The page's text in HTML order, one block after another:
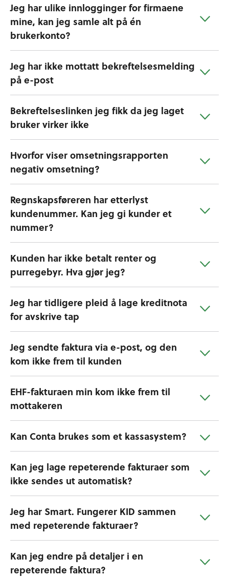
Jeg har ulike innlogginger for firmaene
mine, kan jeg samle alt på én
brukerkonto?
Jeg har ikke mottatt bekreftelsesmelding
på e-post
Bekreftelseslinken jeg fikk da jeg laget
bruker virker ikke
Hvorfor viser omsetningsrapporten
negativ omsetning?
Regnskapsføreren har etterlyst
kundenummer. Kan jeg gi kunder et
nummer?
Kunden har ikke betalt renter og
purregebyr. Hva gjør jeg?
Jeg har tidligere pleid å lage kreditnota
for avskrive tap
Jeg sendte faktura via e-post, og den
kom ikke frem til kunden
EHF-fakturaen min kom ikke frem til
mottakeren
Kan Conta brukes som et kassasystem?
Kan jeg lage repeterende fakturaer som
ikke sendes ut automatisk?
Jeg har Smart. Fungerer KID sammen
med repeterende fakturaer?
Kan jeg endre på detaljer i en
repeterende faktura?